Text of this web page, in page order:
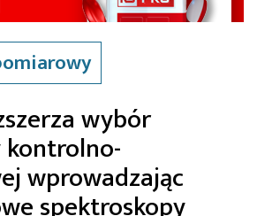
wybór
wprowadzając
spektroskopy